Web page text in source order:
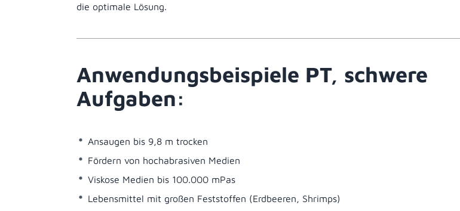
die optimale Lösung.
Anwendungsbeispiele PT, schwere
Aufgaben:
Ansaugen bis 9,8 m trocken
Fördern von hochabrasiven Medien
Viskose Medien bis 100.000 mPas
Lebensmittel mit großen Feststoffen (Erdbeeren, Shrimps)